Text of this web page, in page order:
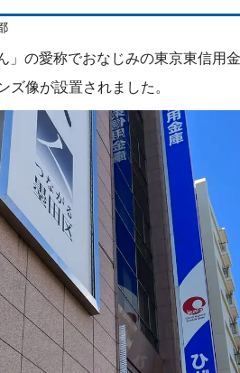
」の愛称でおなじみの東京東信用
ズ像が設置されました。